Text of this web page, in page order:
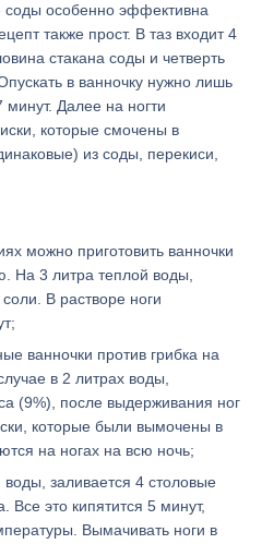
соды особенно эффективна
также прост. В таз входит 4
стакана соды и четверть
в ванночку нужно лишь
Далее на ногти
которые смочены в
из соды, перекиси,
можно приготовить ванночки
На 3 литра теплой воды,
В растворе ноги
ванночки против грибка на
в 2 литрах воды,
(9%), после выдерживания ног
которые были вымочены в
на ногах на всю ночь;
заливается 4 столовые
Все это кипятится 5 минут,
Вымачивать ноги в